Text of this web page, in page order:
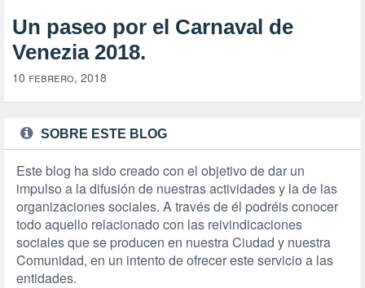
Un paseo por el Carnaval de
Venezia 2018.
10 febrero, 2018
SOBRE ESTE BLOG
Este blog ha sido creado con el objetivo de dar un
impulso a la difusión de nuestras actividades y la de las
organizaciones sociales. A través de él podréis conocer
todo aquello relacionado con las reivindicaciones
sociales que se producen en nuestra Ciudad y nuestra
Comunidad, en un intento de ofrecer este servicio a las
entidades.